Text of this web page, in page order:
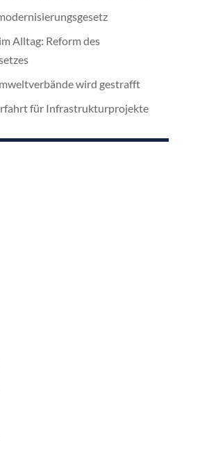
Alltag: Reform des
wird gestrafft
für Infrastrukturprojekte